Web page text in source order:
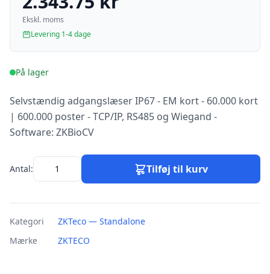
Ekskl. moms
Levering 1-4 dage
På lager
Selvstændig adgangslæser IP67 - EM kort - 60.000 kort
| 600.000 poster - TCP/IP, RS485 og Wiegand -
Software: ZKBioCV
Antal: Tilføj til kurv
Kategori
ZKTeco — Standalone
Mærke
ZKTECO